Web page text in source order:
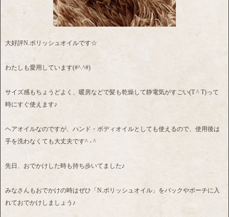
大好評N.ポリッシュオイルです☆
わたしも愛用しています(#^.^#)
サイズ感もちょうどよく、暖房などで髪も乾燥して静電気がすごい(T ^ T)って
時にすぐ使えます♪
ヘアオイルなのですが、ハンド・ボディオイルとしても使えるので、使用後は
手を洗わなくても大丈夫です^ - ^
先日、おでかけした時も持ち歩いてました♪
みなさんもおでかけの時はぜひ「N.ポリッシュオイル」をバックやポーチに入
れておでかけしましょう♪